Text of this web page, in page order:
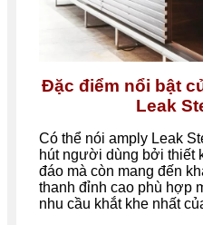
Đặc điểm nổi bật
Leak
Có thể nói amply Leak
hút người dùng bởi thiết
đáo mà còn mang đến
thanh đỉnh cao phù hợp
nhu cầu khắt khe nhất